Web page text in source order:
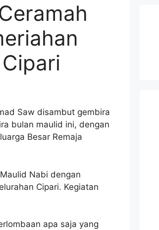
Saw disambut gembira
bulan maulid ini, dengan
Besar Remaja
Nabi dengan
Cipari. Kegiatan
apa saja yang